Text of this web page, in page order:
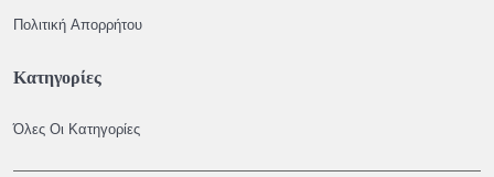
Πολιτική Απορρήτου
Κατηγορίες
Όλες Οι Κατηγορίες